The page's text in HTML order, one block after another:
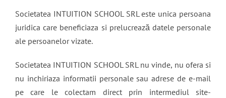
Societatea INTUITION SCHOOL SRL este unica persoana
juridica care beneficiaza si prelucrează datele personale
ale persoanelor vizate.
Societatea INTUITION SCHOOL SRL nu vinde, nu ofera si
nu inchiriaza informatii personale sau adrese de e-mail
pe care le colectam direct prin intermediul site-